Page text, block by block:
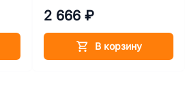
2 666 ₽
В корзину